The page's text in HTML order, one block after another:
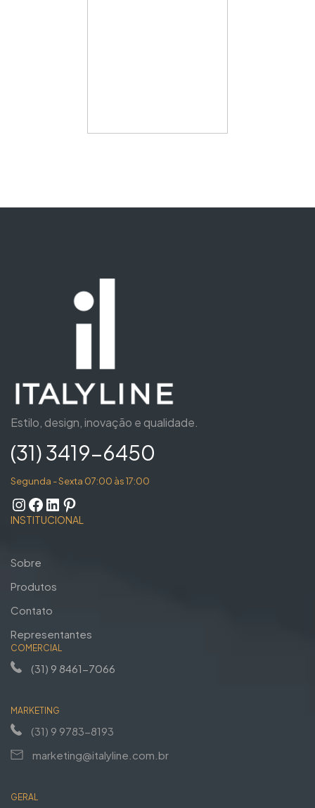
Estilo, design, inovação e qualidade.
(31) 3419-6450
Segunda - Sexta 07:00 às 17:00
INSTITUCIONAL
Sobre
Produtos
Contato
Representantes
COMERCIAL
(31) 9 8461-7066
MARKETING
(31) 9 9783-8193
marketing@italyline.com.br
GERAL